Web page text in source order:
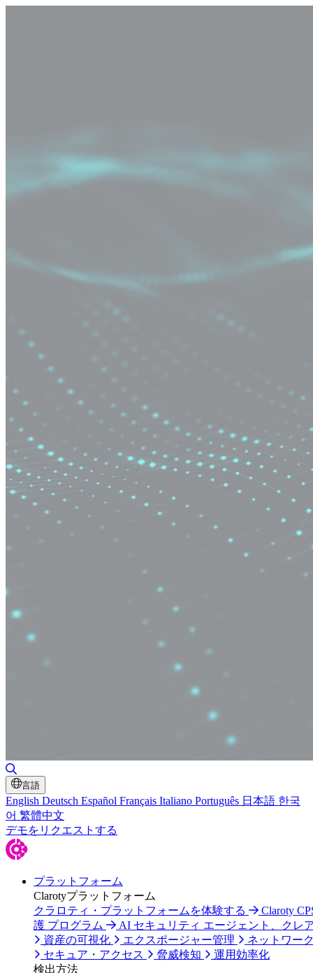
言語
English Deutsch Español Français Italiano Português 日本語 한국
어 繁體中文
デモをリクエストする
プラットフォーム
Clarotyプラットフォーム
クラロティ・プラットフォームを体験する
Claroty
護 プログラム
AI セキュリティ エージェント、クレ
資産の可視化
エクスポージャー管理
ネットワー
セキュア・アクセス
脅威検知
運用効率化
検出方法